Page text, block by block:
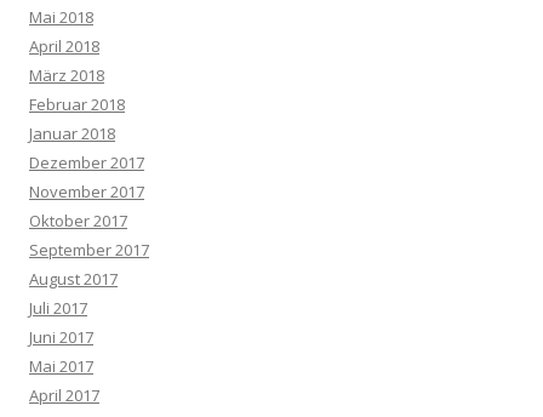
Mai 2018
April 2018
März 2018
Februar 2018
Januar 2018
Dezember 2017
November 2017
Oktober 2017
September 2017
August 2017
Juli 2017
Juni 2017
Mai 2017
April 2017